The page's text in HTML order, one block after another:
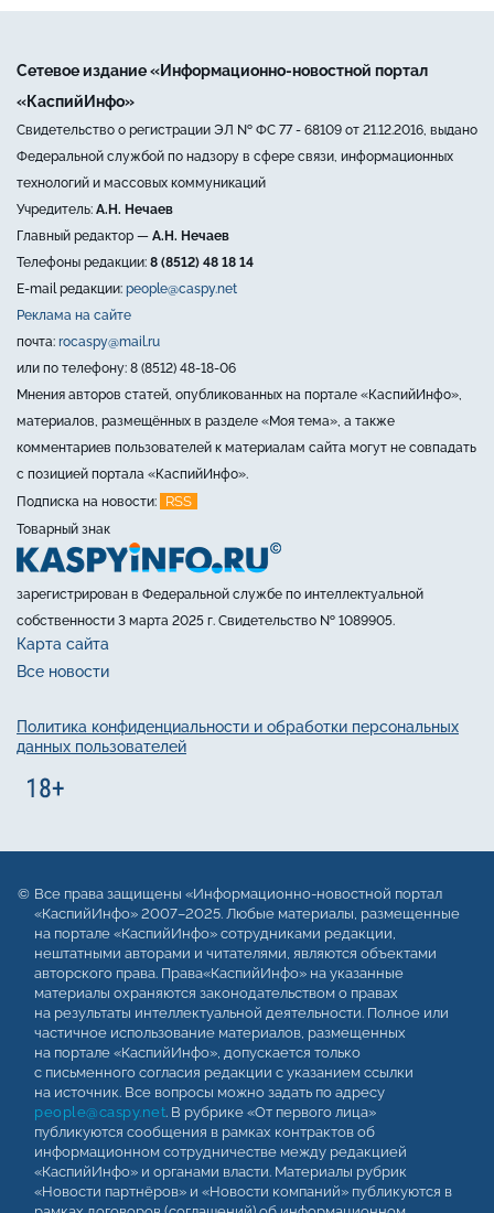
Сетевое издание «Информационно-новостной портал
«КаспийИнфо»
Свидетельство о регистрации ЭЛ № ФС 77 - 68109 от 21.12.2016, выдано
Федеральной службой по надзору в сфере связи, информационных
технологий и массовых коммуникаций
Учредитель: А.Н. Нечаев
Главный редактор — А.Н. Нечаев
Телефоны редакции: 8 (8512) 48 18 14
E-mail редакции: people@caspy.net
Реклама на сайте
почта: rocaspy@mail.ru
или по телефону: 8 (8512) 48-18-06
Мнения авторов статей, опубликованных на портале «КаспийИнфо»,
материалов, размещённых в разделе «Моя тема», а также
комментариев пользователей к материалам сайта могут не совпадать
с позицией портала «КаспийИнфо».
Подписка на новости:
RSS
Товарный знак
зарегистрирован в Федеральной службе по интеллектуальной
собственности 3 марта 2025 г. Свидетельство № 1089905.
Карта сайта
Все новости
Политика конфиденциальности и обработки персональных
данных пользователей
Все права защищены «Информационно-новостной портал
«КаспийИнфо» 2007–2025. Любые материалы, размещенные
на портале «КаспийИнфо» сотрудниками редакции,
нештатными авторами и читателями, являются объектами
авторского права. Права«КаспийИнфо» на указанные
материалы охраняются законодательством о правах
на результаты интеллектуальной деятельности. Полное или
частичное использование материалов, размещенных
на портале «КаспийИнфо», допускается только
с письменного согласия редакции с указанием ссылки
на источник. Все вопросы можно задать по адресу
people@caspy.net. В рубрике «От первого лица»
публикуются сообщения в рамках контрактов об
информационном сотрудничестве между редакцией
«КаспийИнфо» и органами власти. Материалы рубрик
«Новости партнёров» и «Новости компаний» публикуются в